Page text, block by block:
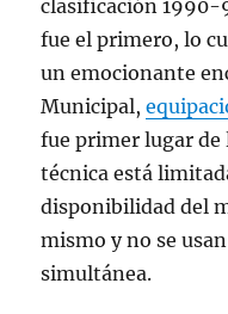
clasificación 1990-
fue el primero, lo
un emocionante
Municipal,
fue primer lugar
técnica está
disponibilidad del
mismo y no se
simultánea.